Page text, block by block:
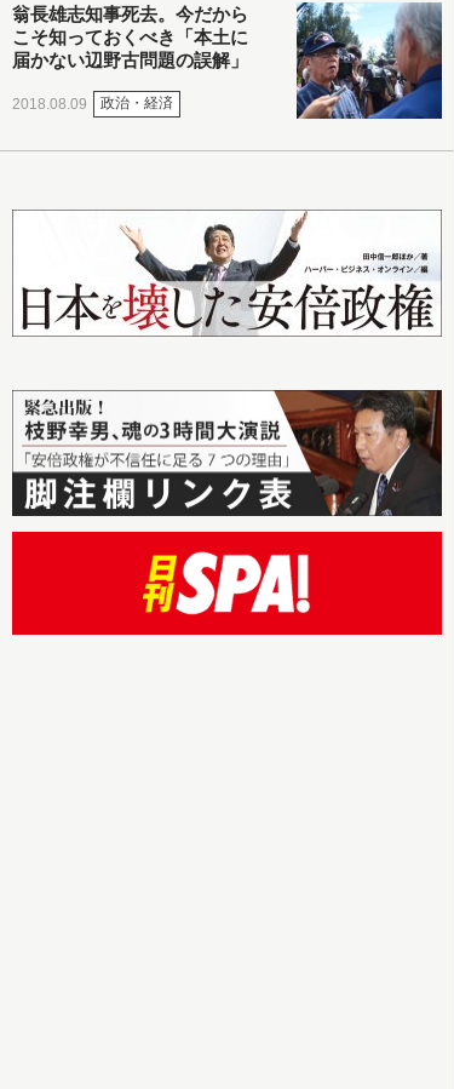
翁長雄志知事死去。今だから
こそ知っておくべき「本土に
届かない辺野古問題の誤解」
2018.08.09 政治・経済